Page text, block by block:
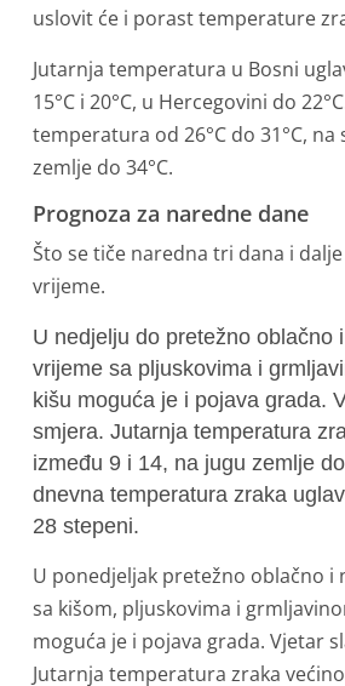
uslovit će i porast temperature
Jutarnja temperatura u Bosni
15°C i 20°C, u Hercegovini do
temperatura od 26°C do 31°C, na
zemlje do 34°C.
Prognoza za naredne dane
Što se tiče naredna tri dana i
vrijeme.
U nedjelju do pretežno oblačno
vrijeme sa pljuskovima i
kišu moguća je i pojava grada.
smjera. Jutarnja temperatura
između 9 i 14, na jugu zemlje
dnevna temperatura zraka
28 stepeni.
U ponedjeljak pretežno oblačno i
sa kišom, pljuskovima i
moguća je i pojava grada. Vjetar
Jutarnja temperatura zraka